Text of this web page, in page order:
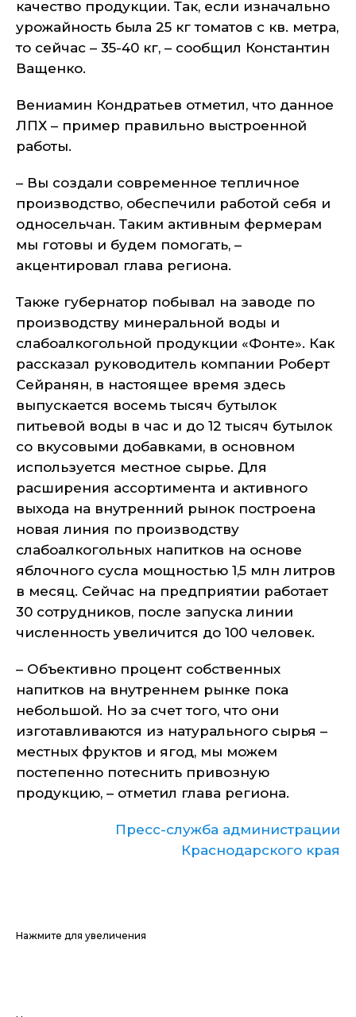
качество продукции. Так, если изначально
урожайность была 25 кг томатов с кв. метра,
то сейчас – 35-40 кг, – сообщил Константин
Ващенко.
Вениамин Кондратьев отметил, что данное
ЛПХ – пример правильно выстроенной
работы.
– Вы создали современное тепличное
производство, обеспечили работой себя и
односельчан. Таким активным фермерам
мы готовы и будем помогать, –
акцентировал глава региона.
Также губернатор побывал на заводе по
производству минеральной воды и
слабоалкогольной продукции «Фонте». Как
рассказал руководитель компании Роберт
Сейранян, в настоящее время здесь
выпускается восемь тысяч бутылок
питьевой воды в час и до 12 тысяч бутылок
со вкусовыми добавками, в основном
используется местное сырье. Для
расширения ассортимента и активного
выхода на внутренний рынок построена
новая линия по производству
слабоалкогольных напитков на основе
яблочного сусла мощностью 1,5 млн литров
в месяц. Сейчас на предприятии работает
30 сотрудников, после запуска линии
численность увеличится до 100 человек.
– Объективно процент собственных
напитков на внутреннем рынке пока
небольшой. Но за счет того, что они
изготавливаются из натурального сырья –
местных фруктов и ягод, мы можем
постепенно потеснить привозную
продукцию, – отметил глава региона.
Пресс-служба администрации
Краснодарского края
Нажмите для увеличения